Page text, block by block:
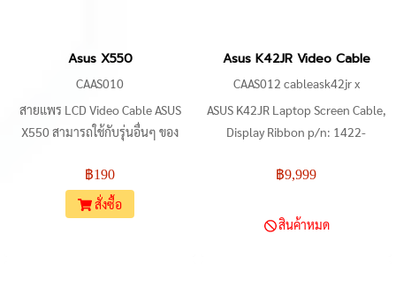
Asus X550
CAAS010
สายแพร LCD Video Cable ASUS
X550 สามารถใช้กับรุ่นอื่นๆ ของ
X550JD, ASUS X550VA, ASUS
X550V, ASUS X550L, ASUS X550C,
ASUS A550, ASUS A550J, ASUS
฿190
สั่งซื้อ
Asus K42JR Video Cable
CAAS012 cableask42jr x
ASUS K42JR Laptop Screen Cable,
Display Ribbon p/n: 1422-
฿9,999
สินค้าหมด